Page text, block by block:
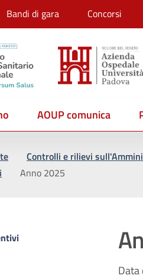
Bandi di gara Concorsi
AOUP comunica
Controlli e rilievi
Anno 2025